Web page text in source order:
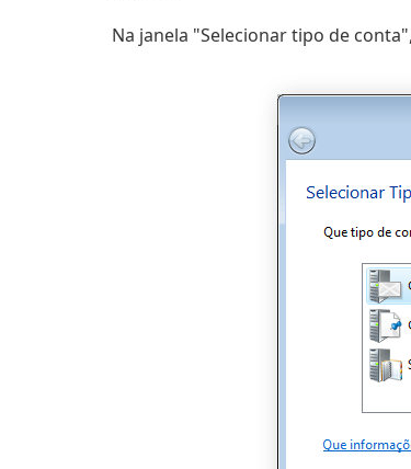
Na janela "Selecionar tipo de